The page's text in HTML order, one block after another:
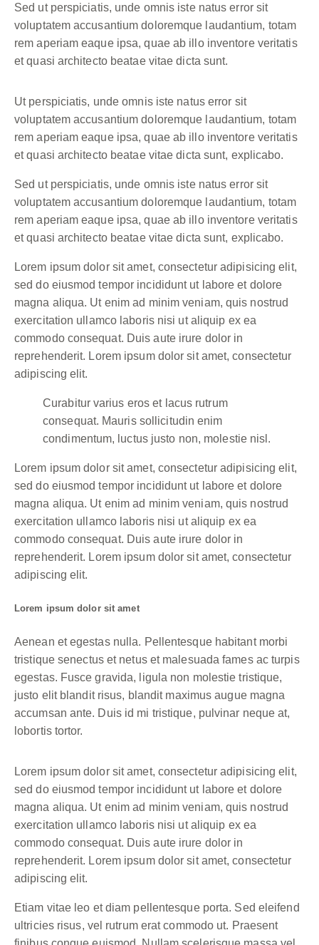
Sed ut perspiciatis, unde omnis iste natus error sit
voluptatem accusantium doloremque laudantium, totam
rem aperiam eaque ipsa, quae ab illo inventore veritatis
et quasi architecto beatae vitae dicta sunt.
Ut perspiciatis, unde omnis iste natus error sit
voluptatem accusantium doloremque laudantium, totam
rem aperiam eaque ipsa, quae ab illo inventore veritatis
et quasi architecto beatae vitae dicta sunt, explicabo.
Sed ut perspiciatis, unde omnis iste natus error sit
voluptatem accusantium doloremque laudantium, totam
rem aperiam eaque ipsa, quae ab illo inventore veritatis
et quasi architecto beatae vitae dicta sunt, explicabo.
Lorem ipsum dolor sit amet, consectetur adipisicing elit,
sed do eiusmod tempor incididunt ut labore et dolore
magna aliqua. Ut enim ad minim veniam, quis nostrud
exercitation ullamco laboris nisi ut aliquip ex ea
commodo consequat. Duis aute irure dolor in
reprehenderit. Lorem ipsum dolor sit amet, consectetur
adipiscing elit.
Curabitur varius eros et lacus rutrum
consequat. Mauris sollicitudin enim
condimentum, luctus justo non, molestie nisl.
Lorem ipsum dolor sit amet, consectetur adipisicing elit,
sed do eiusmod tempor incididunt ut labore et dolore
magna aliqua. Ut enim ad minim veniam, quis nostrud
exercitation ullamco laboris nisi ut aliquip ex ea
commodo consequat. Duis aute irure dolor in
reprehenderit. Lorem ipsum dolor sit amet, consectetur
adipiscing elit.
Lorem ipsum dolor sit amet
Aenean et egestas nulla. Pellentesque habitant morbi
tristique senectus et netus et malesuada fames ac turpis
egestas. Fusce gravida, ligula non molestie tristique,
justo elit blandit risus, blandit maximus augue magna
accumsan ante. Duis id mi tristique, pulvinar neque at,
lobortis tortor.
Lorem ipsum dolor sit amet, consectetur adipisicing elit,
sed do eiusmod tempor incididunt ut labore et dolore
magna aliqua. Ut enim ad minim veniam, quis nostrud
exercitation ullamco laboris nisi ut aliquip ex ea
commodo consequat. Duis aute irure dolor in
reprehenderit. Lorem ipsum dolor sit amet, consectetur
adipiscing elit.
Etiam vitae leo et diam pellentesque porta. Sed eleifend
ultricies risus, vel rutrum erat commodo ut. Praesent